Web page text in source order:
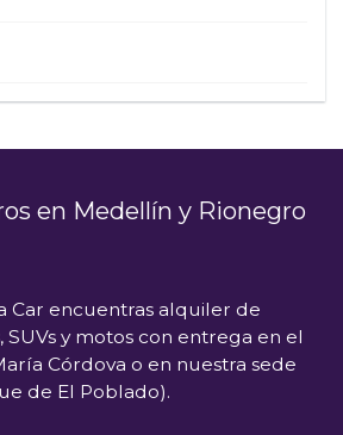
en Medellín y Rionegro
Car encuentras alquiler de
SUVs y motos con entrega en el
Córdova o en nuestra sede
de El Poblado).